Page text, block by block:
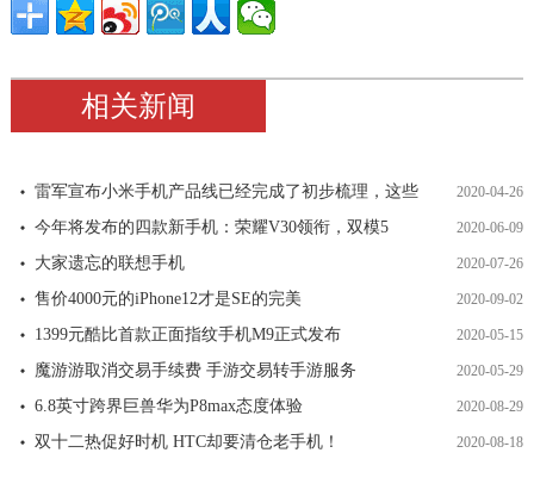
相关新闻
雷军宣布小米手机产品线已经完成了初步梳理，这些 2020-04-26
今年将发布的四款新手机：荣耀V30领衔，双模5 2020-06-09
大家遗忘的联想手机 2020-07-26
售价4000元的iPhone12才是SE的完美 2020-09-02
1399元酷比首款正面指纹手机M9正式发布 2020-05-15
魔游游取消交易手续费 手游交易转手游服务 2020-05-29
6.8英寸跨界巨兽华为P8max态度体验 2020-08-29
双十二热促好时机 HTC却要清仓老手机！ 2020-08-18